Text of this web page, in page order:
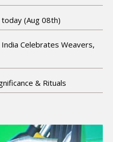
(Aug 08th)
Celebrates Weavers,
& Rituals